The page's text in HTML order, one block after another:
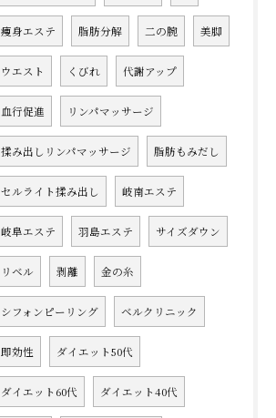
痩身エステ 脂肪分解 二の腕 美脚
ウエスト くびれ 代謝アップ
血行促進 リンパマッサージ
揉み出しリンパマッサージ 脂肪もみだし
セルライト揉み出し 岐南エステ
岐阜エステ 羽島エステ サイズダウン
リベル 剥離 金の糸
シフォンピーリング ベルクリニック
即効性 ダイエット50代
ダイエット60代 ダイエット40代